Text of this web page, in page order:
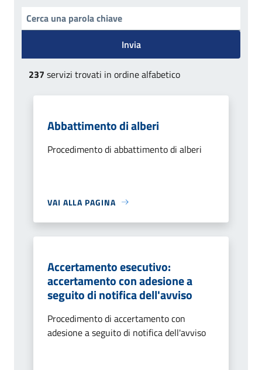
Invia
237 servizi trovati in ordine alfabetico
Abbattimento di alberi
Procedimento di abbattimento di alberi
VAI ALLA PAGINA
Accertamento esecutivo:
accertamento con adesione a
seguito di notifica dell'avviso
Procedimento di accertamento con
adesione a seguito di notifica dell'avviso